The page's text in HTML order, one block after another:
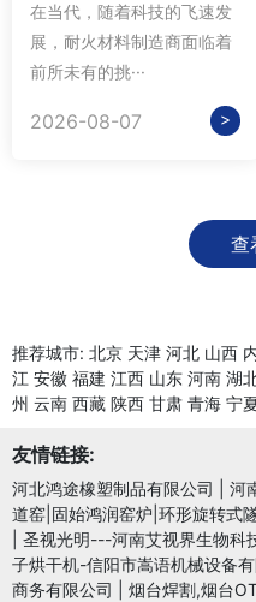
在当代，随着科技的飞速发
展，耐火材料制造商面临着
前所未有的挑···
2026-08-07 >
查
推荐城市: 北京 天津 河北 山西
江 安徽 福建 江西 山东 河南 湖
州 云南 西藏 陕西 甘肃 青海 宁
友情链接:
河北鸿途橡塑制品有限公司
河
道窑|固始鸿润窑炉|环形旋转式
圣视光明---河南艾视界生物科
子烘干机-信阳市嵩语机械设备
商务有限公司
烟台焊割,烟台